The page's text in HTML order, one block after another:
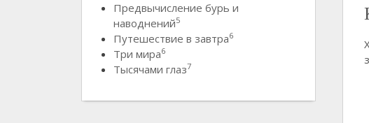
Предвычисление бурь и
наводнений5
Путешествие в завтра6
Три мира6
Тысячами глаз7